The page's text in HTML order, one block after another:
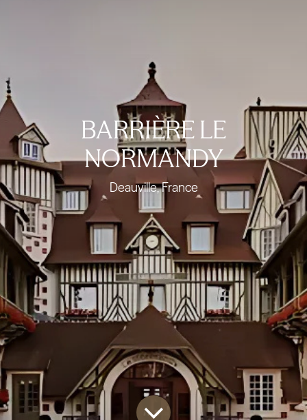
BARRIÈRE LE
NORMANDY
Deauville, France